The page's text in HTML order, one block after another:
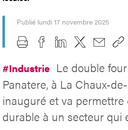
Publié lundi 17 novembre 2025
#Industrie Le double
Panatere, à La Chaux-
inauguré et va permettre
durable à un secteur qui